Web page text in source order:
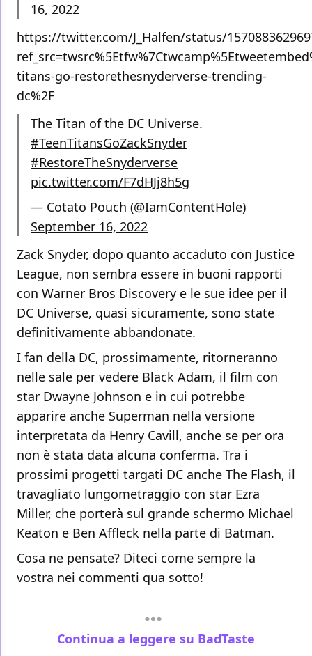
16, 2022
https://twitter.com/J_Halfen/status/
titans-go-restorethesnyderverse-trending-
dc%2F
The Titan of the DC Universe.
#TeenTitansGoZackSnyder
#RestoreTheSnyderverse
pic.twitter.com/F7dHJj8h5g
— Cotato Pouch (@IamContentHole)
September 16, 2022
Zack Snyder, dopo quanto accaduto con Justice
League, non sembra essere in buoni rapporti
con Warner Bros Discovery e le sue idee per il
DC Universe, quasi sicuramente, sono state
definitivamente abbandonate.
I fan della DC, prossimamente, ritorneranno
nelle sale per vedere Black Adam, il film con
star Dwayne Johnson e in cui potrebbe
apparire anche Superman nella versione
interpretata da Henry Cavill, anche se per ora
non è stata data alcuna conferma. Tra i
prossimi progetti targati DC anche The Flash, il
travagliato lungometraggio con star Ezra
Miller, che porterà sul grande schermo Michael
Keaton e Ben Affleck nella parte di Batman.
Cosa ne pensate? Diteci come sempre la
vostra nei commenti qua sotto!
Continua a leggere su BadTaste